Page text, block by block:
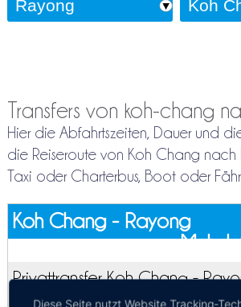
Transfers von koh-chang
Hier die Abfahrtszeiten, Dauer und
die Reiseroute von Koh Chang
Taxi oder Charterbus, Boot oder
Koh Chang - Rayong
Mehr
Privattransfer Koh Chang -
Kosten:EUR 86.16–142.72
Diese Seite nutzt Website Tracking-